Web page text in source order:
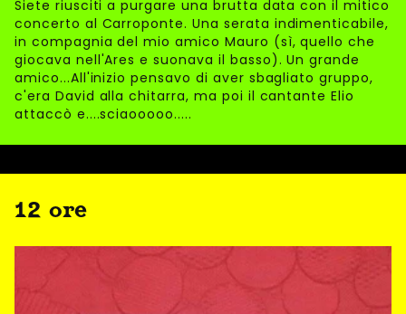
Siete riusciti a purgare una brutta data con il mitico
concerto al Carroponte. Una serata indimenticabile,
in compagnia del mio amico Mauro (sì, quello che
giocava nell'Ares e suonava il basso). Un grande
amico...All'inizio pensavo di aver sbagliato gruppo,
c'era David alla chitarra, ma poi il cantante Elio
attaccò e....sciaooooo.....
12 ore